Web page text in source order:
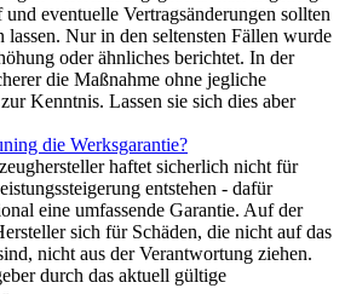
eventuelle Vertragsänderungen sollten
lassen. Nur in den seltensten Fällen wurde
oder ähnliches berichtet. In der
die Maßnahme ohne jegliche
Kenntnis. Lassen sie sich dies aber
die Werksgarantie?
haftet sicherlich nicht für
entstehen - dafür
eine umfassende Garantie. Auf der
sich für Schäden, die nicht auf das
nicht aus der Verantwortung ziehen.
durch das aktuell gültige